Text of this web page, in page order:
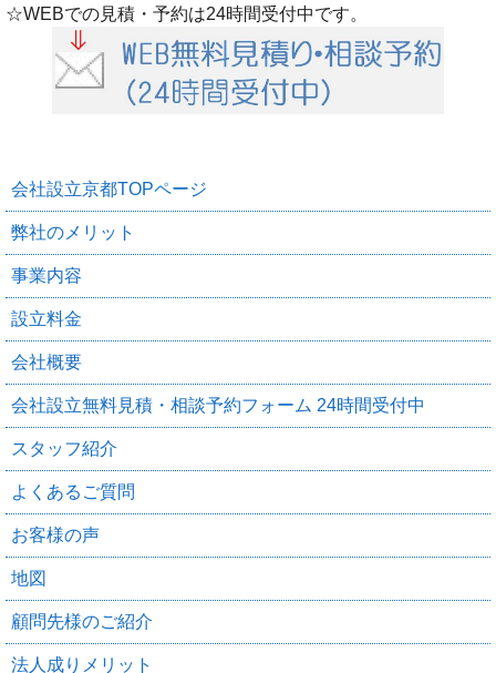
☆WEBでの見積・予約は24時間受付中です。
会社設立京都TOPページ
弊社のメリット
事業内容
設立料金
会社概要
会社設立無料見積・相談予約フォーム 24時間受付中
スタッフ紹介
よくあるご質問
お客様の声
地図
顧問先様のご紹介
法人成りメリット